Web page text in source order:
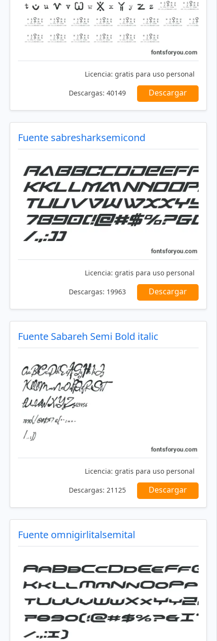
Licencia: gratis para uso personal
Descargas: 40149 Descargar
Fuente sabresharksemicond
Licencia: gratis para uso personal
Descargas: 19963 Descargar
Fuente Sabareh Semi Bold italic
Licencia: gratis para uso personal
Descargas: 21125 Descargar
Fuente omnigirlitalsemital